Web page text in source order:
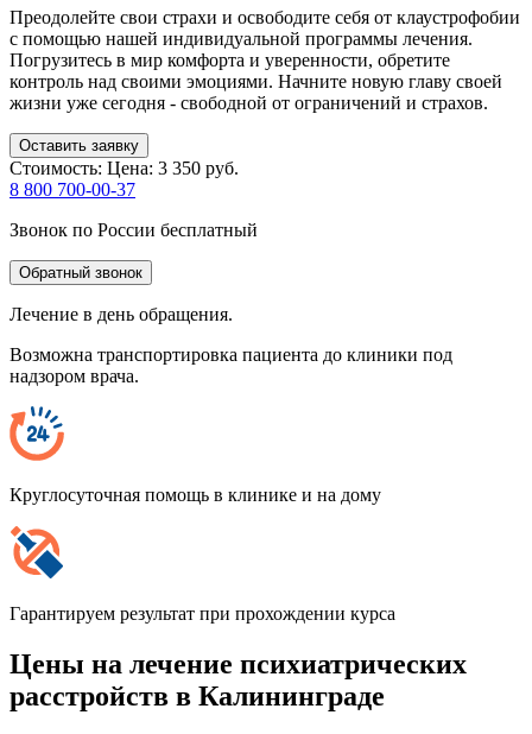
Преодолейте свои страхи и освободите себя от клаустрофобии
с помощью нашей индивидуальной программы лечения.
Погрузитесь в мир комфорта и уверенности, обретите
контроль над своими эмоциями. Начните новую главу своей
жизни уже сегодня - свободной от ограничений и страхов.
Оставить заявку
Стоимость: Цена: 3 350 руб.
8 800 700-00-37
Звонок по России бесплатный
Обратный звонок
Лечение в день обращения.
Возможна транспортировка пациента до клиники под
надзором врача.
Круглосуточная помощь в клинике и на дому
Гарантируем результат при прохождении курса
Цены на лечение психиатрических
расстройств в Калининграде